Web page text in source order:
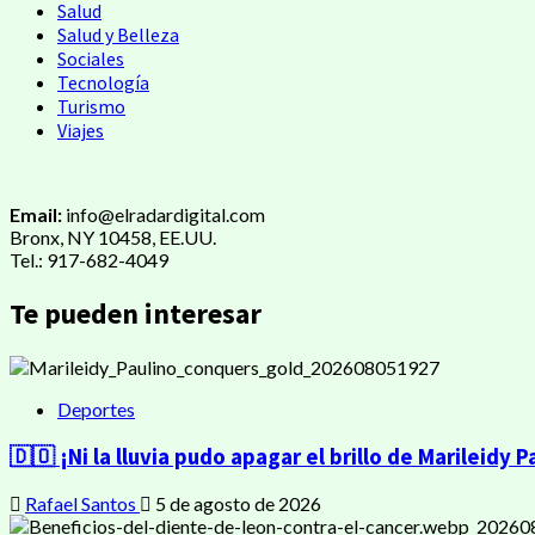
Salud
Salud y Belleza
Sociales
Tecnología
Turismo
Viajes
Email: info@elradardigital.com
Bronx, NY 10458, EE.UU.
Tel.: 917-682-4049
Te pueden interesar
Deportes
🇩🇴 ¡Ni la lluvia pudo apagar el brillo de Marileidy
Rafael Santos 5 de agosto de 2026